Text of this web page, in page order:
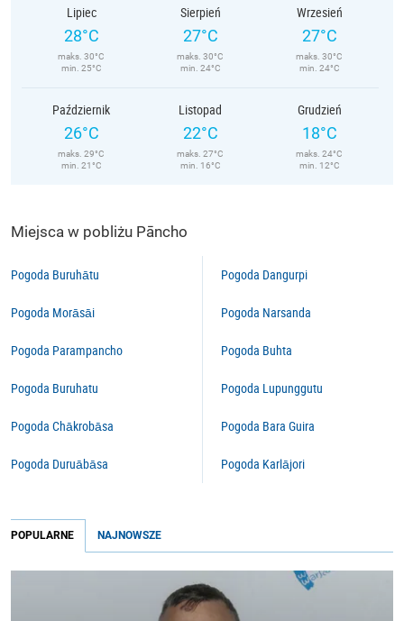
Lipiec
28°C
maks. 30°C
min. 25°C
Sierpień
27°C
maks. 30°C
min. 24°C
Wrzesień
27°C
maks. 30°C
min. 24°C
Październik
26°C
maks. 29°C
min. 21°C
Listopad
22°C
maks. 27°C
min. 16°C
Grudzień
18°C
maks. 24°C
min. 12°C
Miejsca w pobliżu Pāncho
Pogoda Buruhātu
Pogoda Morāsāi
Pogoda Parampancho
Pogoda Buruhatu
Pogoda Chākrobāsa
Pogoda Duruābāsa
Pogoda Dangurpi
Pogoda Narsanda
Pogoda Buhta
Pogoda Lupunggutu
Pogoda Bara Guira
Pogoda Karlājori
POPULARNE NAJNOWSZE